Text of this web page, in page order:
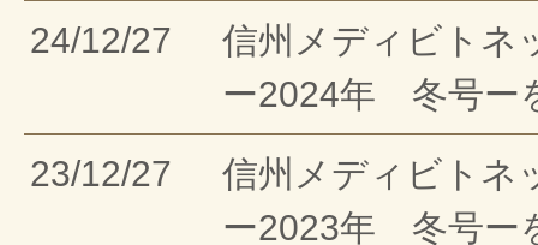
24/12/27
信州メディビトネ
ー2024年 冬号ー
23/12/27
信州メディビトネ
ー2023年 冬号ー